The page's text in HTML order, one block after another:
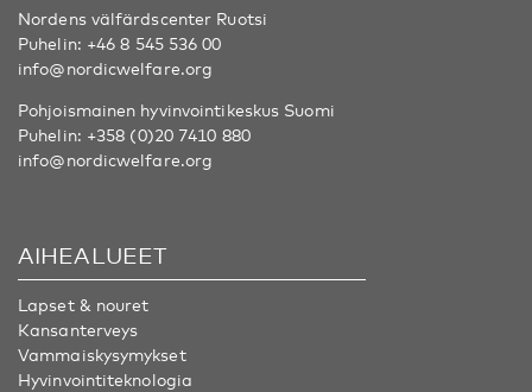
Nordens välfärdscenter Ruotsi
Puhelin: +46 8 545 536 00
info@nordicwelfare.org
Pohjoismainen hyvinvointikeskus Suomi
Puhelin: +358 (0)20 7410 880
info@nordicwelfare.org
AIHEALUEET
Lapset & nouret
Kansanterveys
Vammaiskysymykset
Hyvinvointiteknologia